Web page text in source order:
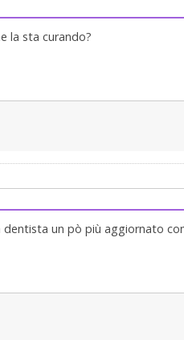
la sta curando?
dentista un pò più aggiornato